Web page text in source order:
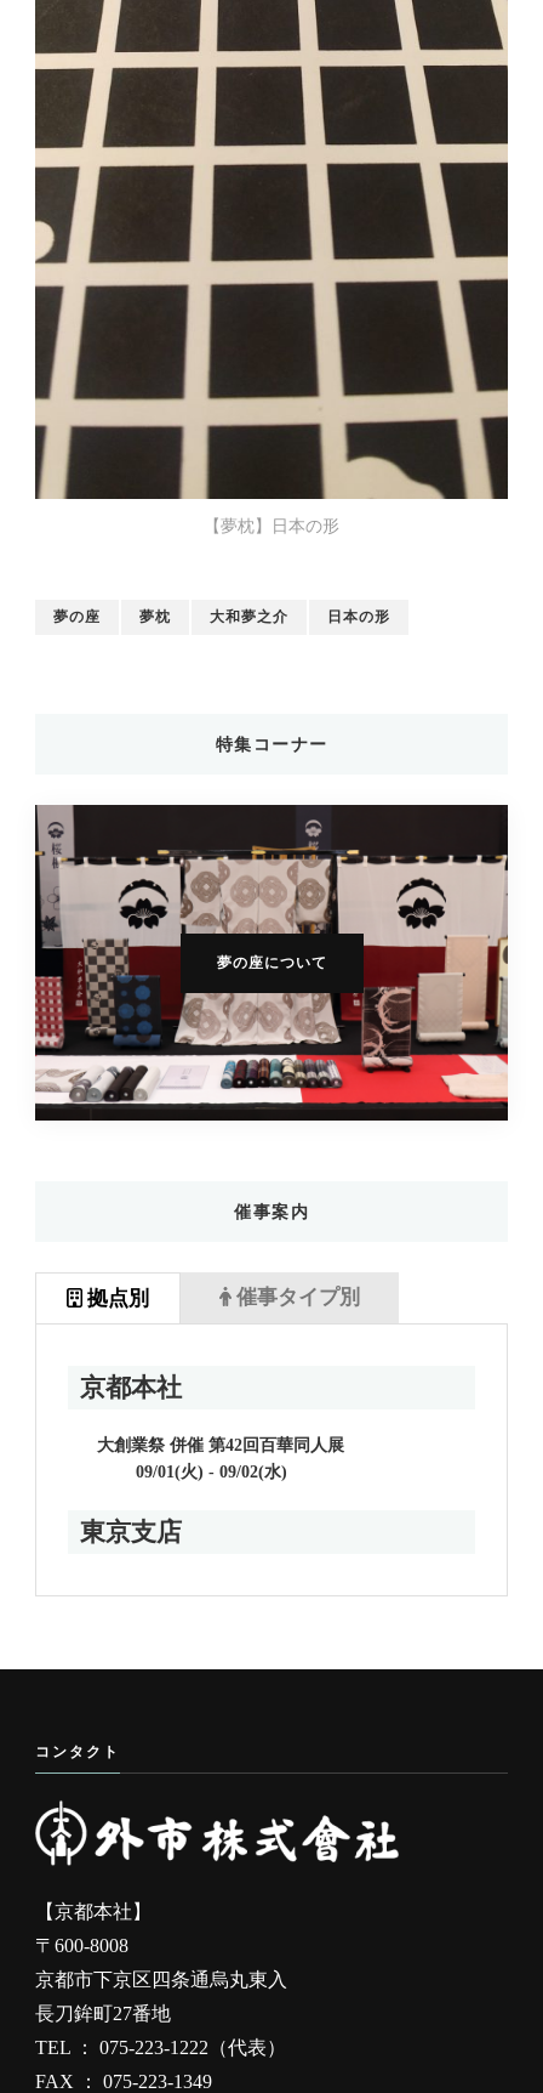
【夢枕】日本の形
夢の座 夢枕 大和夢之介 日本の形
特集コーナー
夢の座について
催事案内
拠点別
京都本社
大創業祭 併催 第42回百華同人展
09/01(火) - 09/02(水)
東京支店
催事タイプ別
コンタクト
【京都本社】
〒600-8008
京都市下京区四条通烏丸東入
長刀鉾町27番地
TEL ： 075-223-1222（代表）
FAX ： 075-223-1349